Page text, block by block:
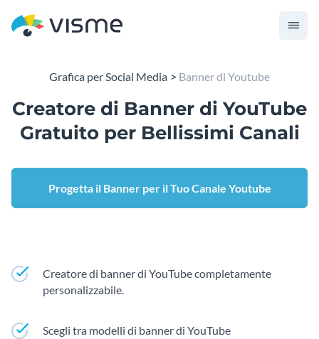
Grafica per Social Media Banner di Youtube
Creatore di Banner di YouTube
Gratuito per Bellissimi Canali
Progetta il Banner per il Tuo Canale Youtube
Creatore di banner di YouTube completamente
personalizzabile.
Scegli tra modelli di banner di YouTube